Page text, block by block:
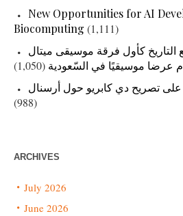
New Opportunities for AI
Biocomputing (1,111)
التاريخ كأول فرقة موسيقى ميتال
عرضا موسيقيًا في السّعودية (1,050)
تصريح دي كابريو حول أرسنال
(988)
ARCHIVES
July 2026
June 2026